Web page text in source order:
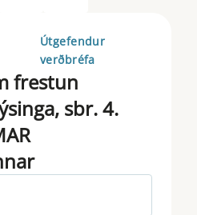
Útgefendur
verðbréfa
frestun
sbr. 4.